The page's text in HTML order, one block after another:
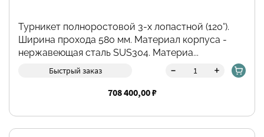
Турникет полноростовой 3-х лопастной (120°).
Ширина прохода 580 мм. Материал корпуса -
нержавеющая сталь SUS304. Материа...
Быстрый заказ - +
708 400,00 ₽